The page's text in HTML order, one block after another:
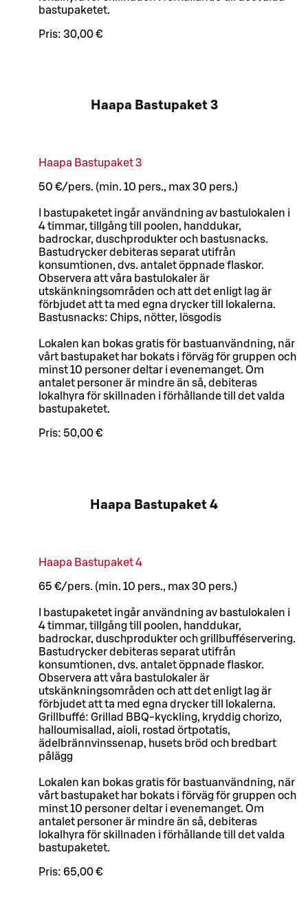
bastupaketet.
Pris: 30,00 €
Haapa Bastupaket 3
Haapa Bastupaket 3
50 €/pers. (min. 10 pers., max 30 pers.)
I bastupaketet ingår användning av bastulokalen i
4 timmar, tillgång till poolen, handdukar,
badrockar, duschprodukter och bastusnacks.
Bastudrycker debiteras separat utifrån
konsumtionen, dvs. antalet öppnade flaskor.
Observera att våra bastulokaler är
utskänkningsområden och att det enligt lag är
förbjudet att ta med egna drycker till lokalerna.
Bastusnacks: Chips, nötter, lösgodis
Lokalen kan bokas gratis för bastuanvändning, när
vårt bastupaket har bokats i förväg för gruppen och
minst 10 personer deltar i evenemanget. Om
antalet personer är mindre än så, debiteras
lokalhyra för skillnaden i förhållande till det valda
bastupaketet.
Pris: 50,00 €
Haapa Bastupaket 4
Haapa Bastupaket 4
65 €/pers. (min. 10 pers., max 30 pers.)
I bastupaketet ingår användning av bastulokalen i
4 timmar, tillgång till poolen, handdukar,
badrockar, duschprodukter och grillbufféservering.
Bastudrycker debiteras separat utifrån
konsumtionen, dvs. antalet öppnade flaskor.
Observera att våra bastulokaler är
utskänkningsområden och att det enligt lag är
förbjudet att ta med egna drycker till lokalerna.
Grillbuffé: Grillad BBQ-kyckling, kryddig chorizo,
halloumisallad, aioli, rostad örtpotatis,
ädelbrännvinssenap, husets bröd och bredbart
pålägg
Lokalen kan bokas gratis för bastuanvändning, när
vårt bastupaket har bokats i förväg för gruppen och
minst 10 personer deltar i evenemanget. Om
antalet personer är mindre än så, debiteras
lokalhyra för skillnaden i förhållande till det valda
bastupaketet.
Pris: 65,00 €